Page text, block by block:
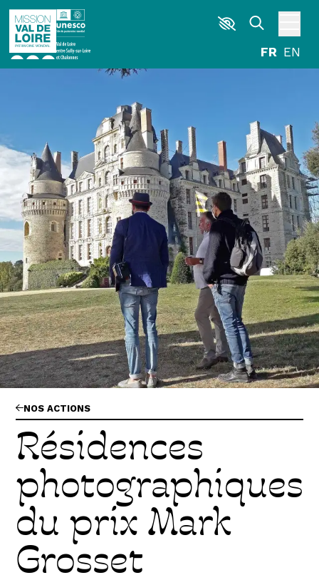
Aller au contenu principal
NOS ACTIONS
Résidences
photographiques
du prix Mark
Grosset
DÉCOUVRIR
EXPLORER
ARPENTER
HABITER
AGENDA
ACTUALITÉS
RESSOURCES
ICONOTHÈQUE
LA MISSION VAL DE LOIRE
G La Garzette
Le journal le plus lu les pieds dans l'eau.
Abonnez-vous !
N La Newsletter
Les dernières nouvelles du Val de Loire
patrimoine mondial délivrées directement